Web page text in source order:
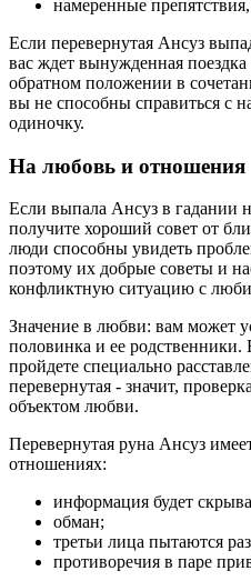
намеренные
Если перевернутая Ансуз
вас ждет вынужденная
обратном положении в
вы не способны справиться с
одиночку.
На любовь и отношения
Если выпала Ансуз в гадании
получите хороший совет от
люди способны увидеть
поэтому их добрые советы и
конфликтную ситуацию с
Значение в любви: вам может
половинка и ее
пройдете специально
перевернутая - значит,
объектом любви.
Перевернутая руна Ансуз
отношениях:
информация будет
обман;
третьи лица пытаются
противоречия в паре